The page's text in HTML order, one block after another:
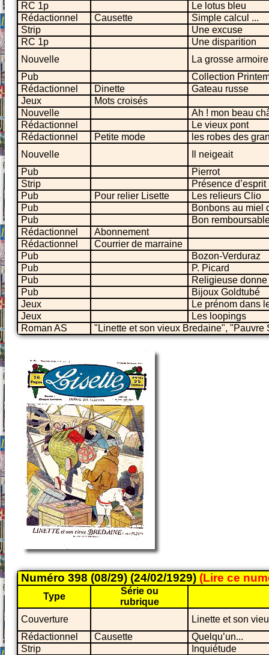
RC 1p
Le lotus bleu
Rédactionnel
Causette
Simple calcul ...
Strip
Une excuse
RC 1p
Une disparition
Nouvelle
La grosse
Pub
Collection
Rédactionnel
Dinette
Gateau russe
Jeux
Mots croisés
Nouvelle
Ah ! mon beau
Rédactionnel
Le vieux pont
Rédactionnel
Petite mode
les robes des
Nouvelle
Il neigeait
Pub
Pierrot
Strip
Présence d’esprit
Pub
Pour relier Lisette
Les relieurs Clio
Pub
Bonbons au miel
Pub
Bon
Rédactionnel
Abonnement
Rédactionnel
Courrier de marraine
Pub
Bozon-Verduraz
Pub
P. Picard
Pub
Religieuse
Pub
Bijoux Goldtubé
Jeux
Le prénom dans
Jeux
Les loopings
Roman AS
"Linette et son vieux Bredaine", "Pauvre
Numéro 398 (08/29) (24/02/1929) (Lire ce
Type
Série ou
rubrique
Couverture
Linette et son
Rédactionnel
Causette
Quelqu’un...
Strip
Inquiétude